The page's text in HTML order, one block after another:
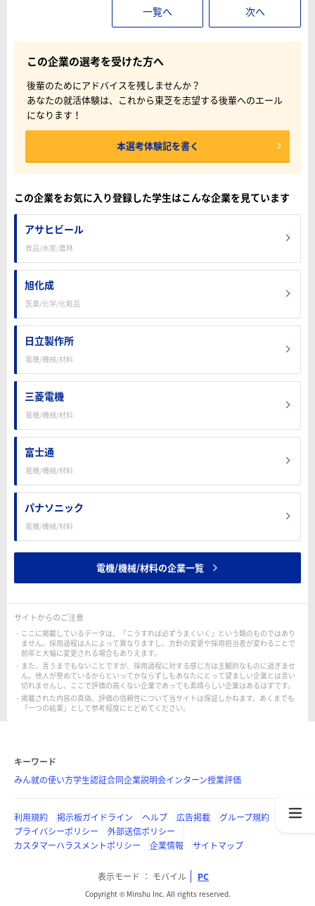
一覧へ 次へ
この企業の選考を受けた方へ
後輩のためにアドバイスを残しませんか？
あなたの就活体験は、これから東芝を志望する後輩へのエール
になります！
本選考体験記を書く
この企業をお気に入り登録した学生はこんな企業を見ています
アサヒビール
食品/水産/農林
旭化成
医薬/化学/化粧品
日立製作所
電機/機械/材料
三菱電機
電機/機械/材料
富士通
電機/機械/材料
パナソニック
電機/機械/材料
電機/機械/材料の企業一覧
サイトからのご注意
ここに掲載しているデータは、「こうすれば必ずうまくいく」という類のものではあり
ません。採用過程は人によって異なりますし、方針の変更や採用担当者が変わることで
前年と大幅に変更される場合もありえます。
また、言うまでもないことですが、採用過程に対する感じ方は主観的なものに過ぎませ
ん。他人が誉めているからといってかならずしもあなたにとって望ましい企業とは言い
切れませんし、ここで評価の高くない企業であっても素晴らしい企業はあるはずです。
掲載された内容の真偽、評価の信頼性について当サイトは保証しかねます。あくまでも
「一つの結果」として参考程度にとどめてください。
キーワード
みん就の使い方学生認証合同企業説明会インターン授業評価
利用規約 掲示板ガイドライン ヘルプ 広告掲載
グループ規約
プライバシーポリシー
外部送信ポリシー
カスタマーハラスメントポリシー
企業情報 サイトマップ
表示モード モバイル PC
Copyright © Minshu Inc. All rights reserved.